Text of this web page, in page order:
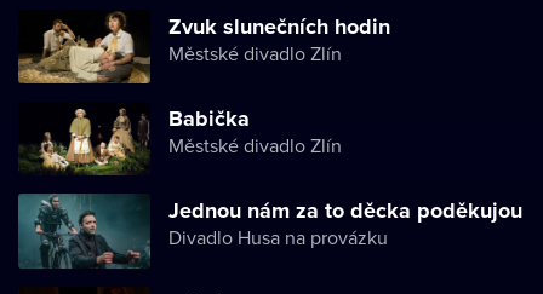
Zvuk slunečních hodin
Městské divadlo Zlín
Babička
Městské divadlo Zlín
Jednou nám za to děcka poděkujou
Divadlo Husa na provázku